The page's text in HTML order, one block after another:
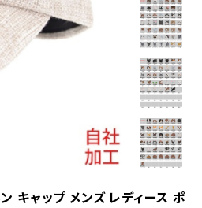
キャップ メンズ レディース ポ